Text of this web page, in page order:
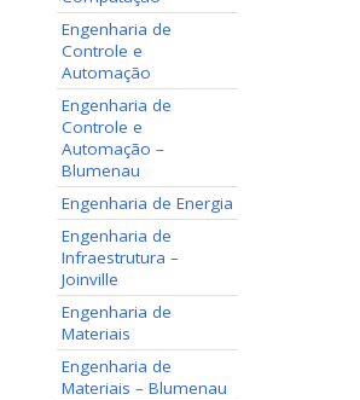
Engenharia de
Controle e
Automação
Engenharia de
Controle e
Automação –
Blumenau
Engenharia de Energia
Engenharia de
Infraestrutura –
Joinville
Engenharia de
Materiais
Engenharia de
Materiais – Blumenau